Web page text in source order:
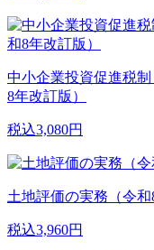
中小企業投資促進税
8年改訂版）
税込3,080円
土地評価の実務（令和
税込3,960円